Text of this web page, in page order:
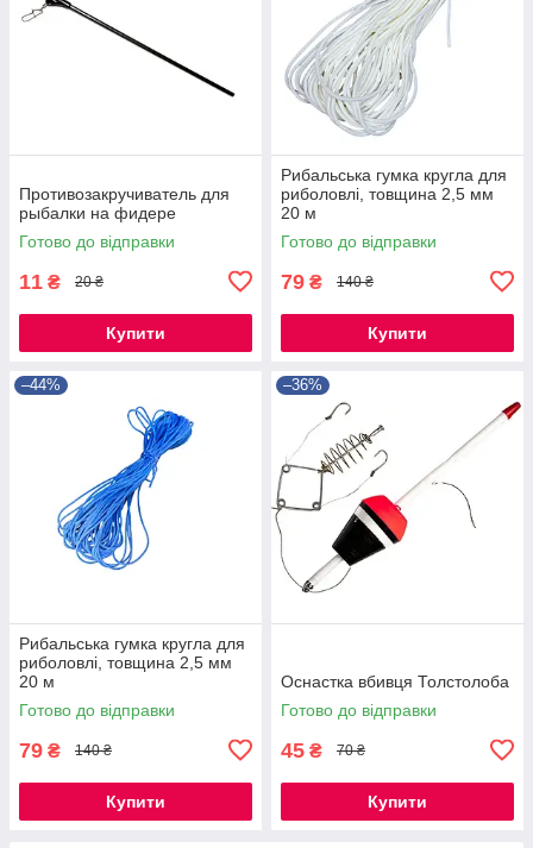
Противозакручиватель для
рыбалки на фидере
Готово до відправки
11 ₴ 20 ₴
Купити
Рибальська гумка кругла для
риболовлі, товщина 2,5 мм
20 м
Готово до відправки
79 ₴ 140 ₴
Купити
–44%
Рибальська гумка кругла для
риболовлі, товщина 2,5 мм
20 м
Готово до відправки
79 ₴ 140 ₴
Купити
–36%
Оснастка вбивця Толстолоба
Готово до відправки
45 ₴ 70 ₴
Купити